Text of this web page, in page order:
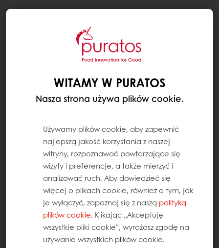
RECEPTURY
WITAMY W PURATOS
Nasza strona używa plików cookie.
Używamy plików cookie, aby zapewnić
najlepszą jakość korzystania z naszej
witryny, rozpoznawać powtarzające się
wizyty i preferencje, a także mierzyć i
analizować ruch. Aby dowiedzieć się
więcej o plikach cookie, również o tym, jak
je wyłączyć, zapoznaj się z naszą polityką
plików cookie. Klikając „Akceptuję
wszystkie pliki cookie”, wyrażasz zgodę na
używanie wszystkich plików cookie.